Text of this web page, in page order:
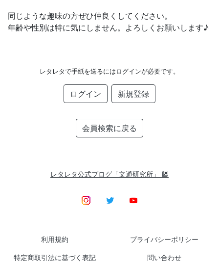
同じような趣味の方ぜひ仲良くしてください。
年齢や性別は特に気にしません。よろしくお願いします♪
レタレタで手紙を送るにはログインが必要です。
ログイン 新規登録
会員検索に戻る
レタレタ公式ブログ「文通研究所」
利用規約 プライバシーポリシー
特定商取引法に基づく表記 問い合わせ